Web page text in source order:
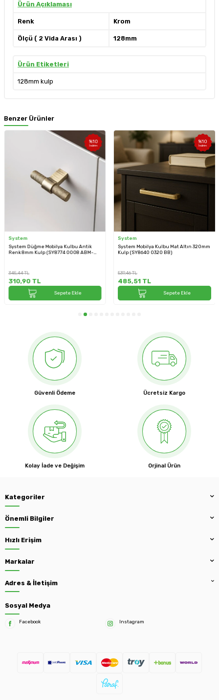
Ürün Açıklaması
Renk Krom
Ölçü ( 2 Vida Arası ) 128mm
Ürün Etiketleri
128mm kulp
Benzer Ürünler
%10
İndirim
System
System Düğme Mobilya Kulbu Antik
Renk 8mm Kulp (SY8774 0008 ABM-
345,44TL
310,90TL
Sepete Ekle
%10
İndirim
System
System Mobilya Kulbu Mat Altın 320mm
Kulp (SY8640 0320 BB)
539,46TL
485,51TL
Sepete Ekle
Güvenli Ödeme Ücretsiz Kargo
Kolay İade ve Değişim Orjinal Ürün
Kategoriler
Önemli Bilgiler
Hızlı Erişim
Markalar
Adres & İletişim
Sosyal Medya
Facebook Instagram